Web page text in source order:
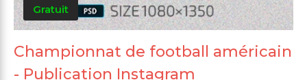
Gratuit
Championnat de football américain
- Publication Instagram